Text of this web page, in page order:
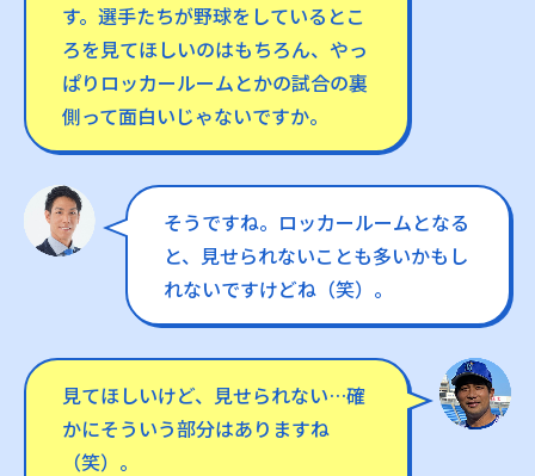
す。選手たちが野球をしているとこ
ろを見てほしいのはもちろん、やっ
ぱりロッカールームとかの試合の裏
側って面白いじゃないですか。
そうですね。ロッカールームとなる
と、見せられないことも多いかもし
れないですけどね（笑）。
見てほしいけど、見せられない…確
かにそういう部分はありますね
（笑）。